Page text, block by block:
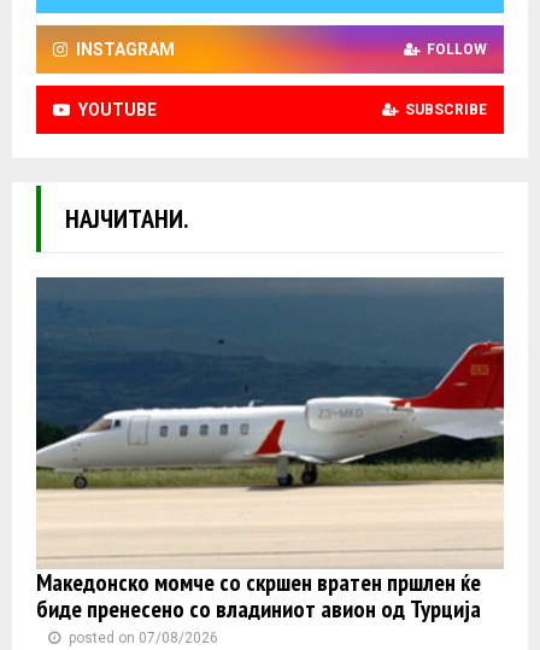
INSTAGRAM FOLLOW
YOUTUBE SUBSCRIBE
НАЈЧИТАНИ.
Македонско момче со скршен вратен пршлен ќе
биде пренесено со владиниот авион од Турција
posted on 07/08/2026